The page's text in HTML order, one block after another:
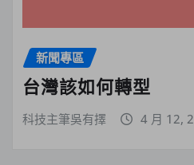
新聞專區
台灣該如何轉型
科技主筆吳有擇 4 月 12,